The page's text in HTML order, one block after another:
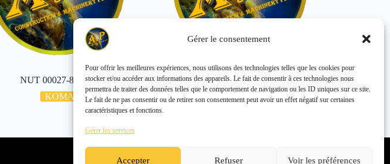
Gérer le consentement
Pour offrir les meilleures expériences, nous utilisons des technologies telles que les cookies pour
stocker et/ou accéder aux informations des appareils. Le fait de consentir à ces technologies nous
permettra de traiter des données telles que le comportement de navigation ou les ID uniques sur ce site.
Le fait de ne pas consentir ou de retirer son consentement peut avoir un effet négatif sur certaines
caractéristiques et fonctions.
Gérer les services
Accepter Refuser Voir les préférences
NUT 00027-86520
KOMATSU
SCREW 00037-62490
KOMATSU
Politique de cookies (UE)